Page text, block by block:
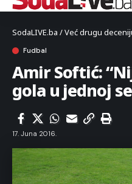
SodaLIVE.ba / Već drugu
Fudbal
Amir Softić:
gola u jednoj
17. Juna 2016.